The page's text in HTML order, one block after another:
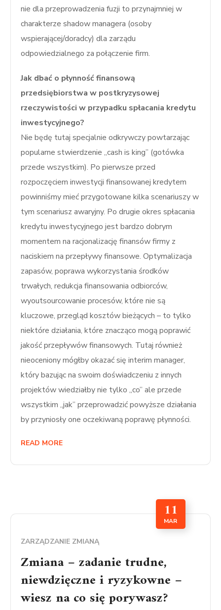
nie dla przeprowadzenia fuzji to przynajmniej w
charakterze shadow managera (osoby
wspierającej/doradcy) dla zarządu
odpowiedzialnego za połączenie firm.
Jak dbać o płynność finansową
przedsiębiorstwa w postkryzysowej
rzeczywistości w przypadku spłacania kredytu
inwestycyjnego?
Nie będę tutaj specjalnie odkrywczy powtarzając
popularne stwierdzenie „cash is king” (gotówka
przede wszystkim). Po pierwsze przed
rozpoczęciem inwestycji finansowanej kredytem
powinniśmy mieć przygotowane kilka scenariuszy w
tym scenariusz awaryjny. Po drugie okres spłacania
kredytu inwestycyjnego jest bardzo dobrym
momentem na racjonalizację finansów firmy z
naciskiem na przepływy finansowe. Optymalizacja
zapasów, poprawa wykorzystania środków
trwałych, redukcja finansowania odbiorców,
wyoutsourcowanie procesów, które nie są
kluczowe, przegląd kosztów bieżących – to tylko
niektóre działania, które znacząco mogą poprawić
jakość przepływów finansowych. Tutaj również
nieoceniony mógłby okazać się interim manager,
który bazując na swoim doświadczeniu z innych
projektów wiedziałby nie tylko „co” ale przede
wszystkim „jak” przeprowadzić powyższe działania
by przyniosły one oczekiwaną poprawę płynności.
READ MORE
11
MAR
ZARZĄDZANIE ZMIANĄ
Zmiana – zadanie trudne,
niewdzięczne i ryzykowne –
wiesz na co się porywasz?